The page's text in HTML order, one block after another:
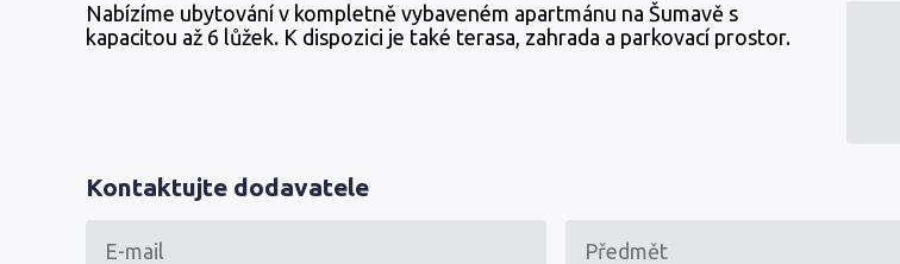
Nabízíme ubytování v kompletně vybaveném apartmánu na Šumavě s
kapacitou až 6 lůžek. K dispozici je také terasa, zahrada a parkovací prostor.
Kontaktujte dodavatele